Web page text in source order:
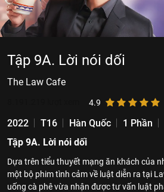
Tập 9A. Lời nói dối
The Law Cafe
4.9
2022 T16 Hàn Quốc 1 Phần
Tập 9A. Lời nói dối
Dựa trên tiểu thuyết mạng ăn khách của
một bộ phim tình cảm về luật diễn ra tại
uống cà phê vừa nhận được tư vấn luật